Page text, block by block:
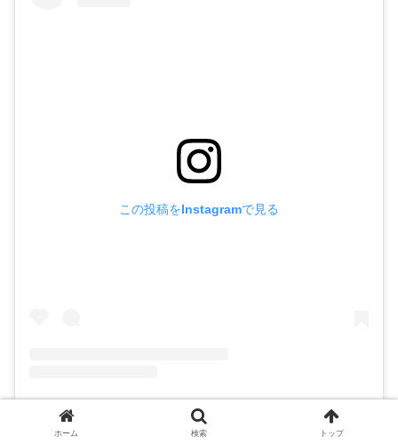
この投稿をInstagramで見る
ぱんや あいざわ(@pain.aizawa)がシェアした投稿
ホーム 検索 トップ